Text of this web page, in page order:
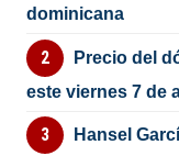
dominicana
Precio del
este viernes 7 de
Hansel